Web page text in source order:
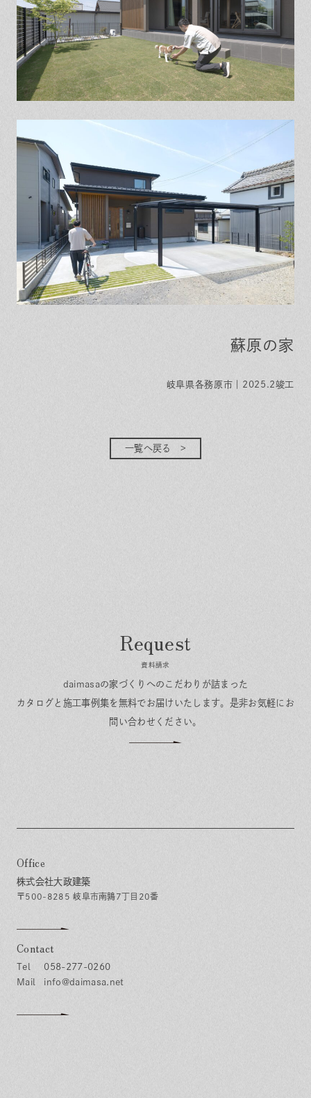
蘇原の家
岐阜県各務原市｜2025.2竣工
一覧へ戻る
資料請求
daimasaの家づくりへのこだわりが詰まった
カタログと施工事例集を無料でお届けいたします。 是非お気軽にお
問い合わせください。
Office
株式会社大政建築
〒500-8285 岐阜市南鶉7丁目20番
Contact
058-277-0260
info@daimasa.net